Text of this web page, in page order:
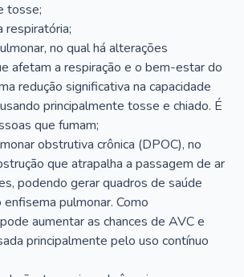
tosse;
respiratória;
no qual há alterações
afetam a respiração e o bem-estar do
redução significativa na capacidade
principalmente tosse e chiado. É
que fumam;
obstrutiva crônica (DPOC), no
que atrapalha a passagem de ar
podendo gerar quadros de saúde
pulmonar. Como
aumentar as chances de AVC e
principalmente pelo uso contínuo